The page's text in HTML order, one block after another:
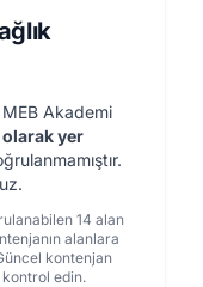
Akademi
olarak yer
14 alan
alanlara
kontenjan
edin.